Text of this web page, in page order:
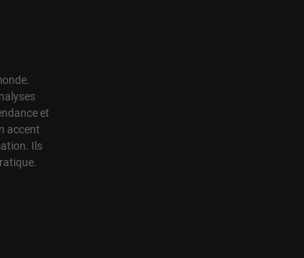
et
accent
Ils